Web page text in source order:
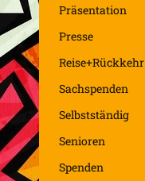
Präsentation
Presse
Reise+Rückkehr
Sachspenden
Selbstständig
Senioren
Spenden